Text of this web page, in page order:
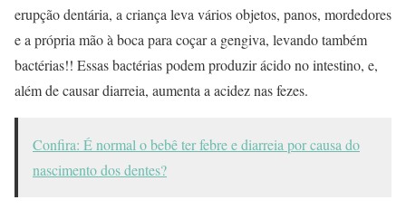
erupção dentária, a criança leva vários objetos, panos, mordedores
e a própria mão à boca para coçar a gengiva, levando também
bactérias!! Essas bactérias podem produzir ácido no intestino, e,
além de causar diarreia, aumenta a acidez nas fezes.
Confira: É normal o bebê ter febre e diarreia por causa do
nascimento dos dentes?